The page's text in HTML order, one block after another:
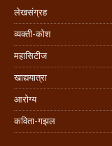
लेखसंग्रह
व्यक्ती-कोश
महासिटीज
खाद्ययात्रा
आरोग्य
कविता-गझल